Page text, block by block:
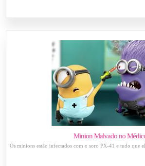
Minion Malvado no
Os minions estão infectados com o soro PX-41 e tudo que